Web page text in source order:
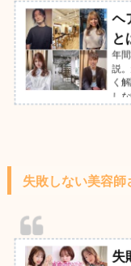
ヘ
と
年
説
く
し
の
失敗しない美容師
失